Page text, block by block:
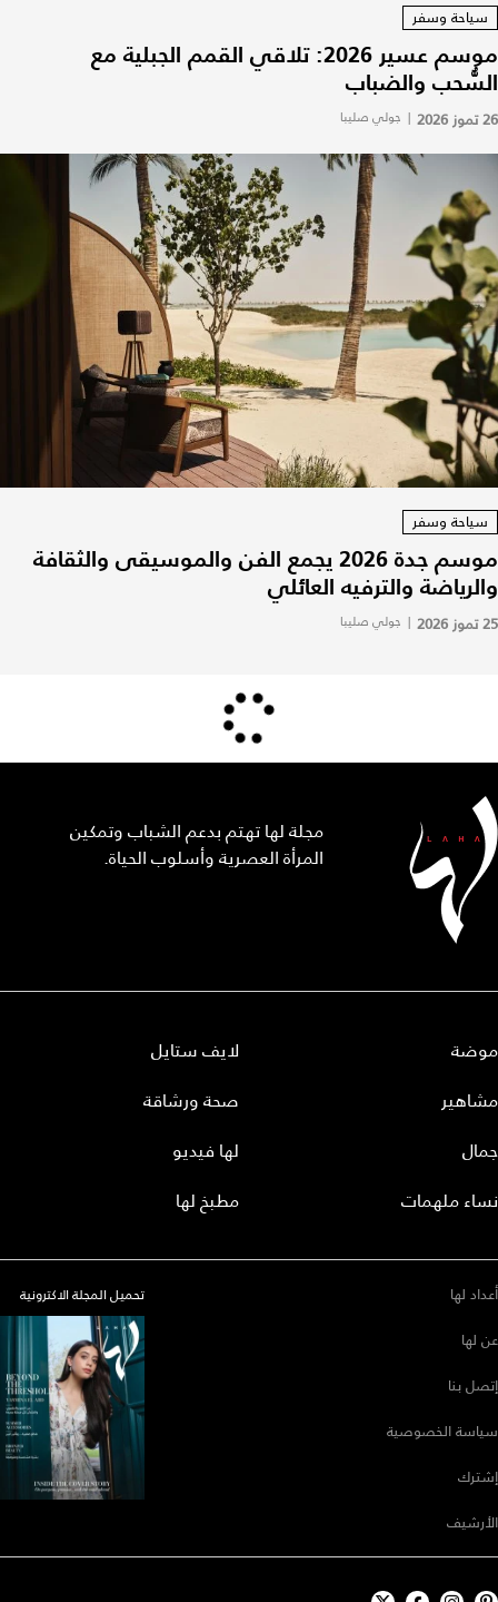
سياحة وسفر
موسم عسير 2026: تلاقي القمم الجبلية مع
السُّحب والضباب
26 تموز 2026 | جولي صليبا
سياحة وسفر
موسم جدة 2026 يجمع الفن والموسيقى والثقافة
والرياضة والترفيه العائلي
25 تموز 2026 | جولي صليبا
مجلة لها تهتم بدعم الشباب وتمكين
المرأة العصرية وأسلوب الحياة.
موضة
مشاهير
جمال
نساء ملهمات
لايف ستايل
صحة ورشاقة
لها فيديو
مطبخ لها
أعداد لها
عن لها
إتصل بنا
سياسة الخصوصية
إشترك
الأرشيف
تحميل المجلة الاكترونية